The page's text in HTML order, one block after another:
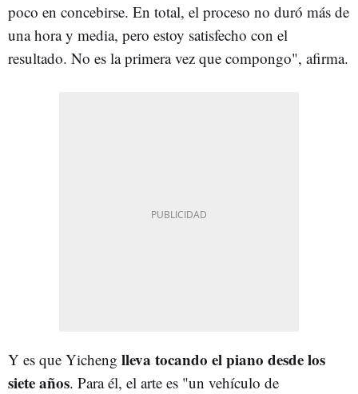
poco en concebirse. En total, el proceso no duró más de
una hora y media, pero estoy satisfecho con el
resultado. No es la primera vez que compongo", afirma.
Y es que Yicheng lleva tocando el piano desde los
siete años. Para él, el arte es "un vehículo de